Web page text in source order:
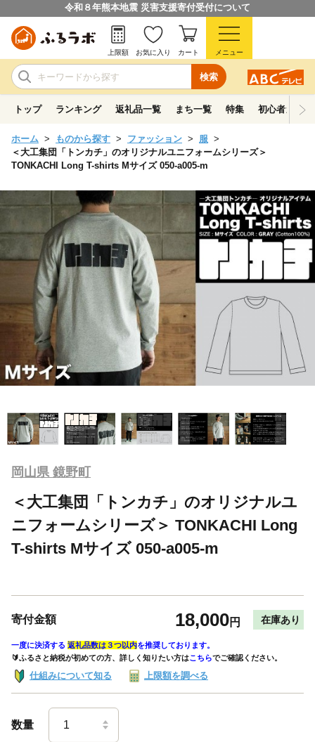
令和８年熊本地震 災害支援寄付受付について
検索
上限額 お気に入り カート メニュー
トップ ランキング 返礼品一覧 まち一覧 特集 初心者ガイド
ホーム ものから探す ファッション
服
＜大工集団「トンカチ」のオリジナルユニフォームシリーズ＞
TONKACHI Long T-shirts Mサイズ 050-a005-m
岡山県 鏡野町
＜大工集団「トンカチ」のオリジナルユ
ニフォームシリーズ＞ TONKACHI Long
T-shirts Mサイズ 050-a005-m
寄付金額 18,000円 在庫あり
一度に決済する 返礼品数は３つ以内を推奨しております。
🔰ふるさと納税が初めての方、詳しく知りたい方はこちらでご確認ください。
仕組みについて知る 上限額を調べる
数量